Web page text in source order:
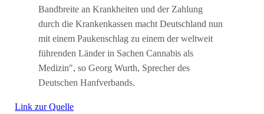
Bandbreite an Krankheiten und der Zahlung
durch die Krankenkassen macht Deutschland nun
mit einem Paukenschlag zu einem der weltweit
führenden Länder in Sachen Cannabis als
Medizin", so Georg Wurth, Sprecher des
Deutschen Hanfverbands.
Link zur Quelle